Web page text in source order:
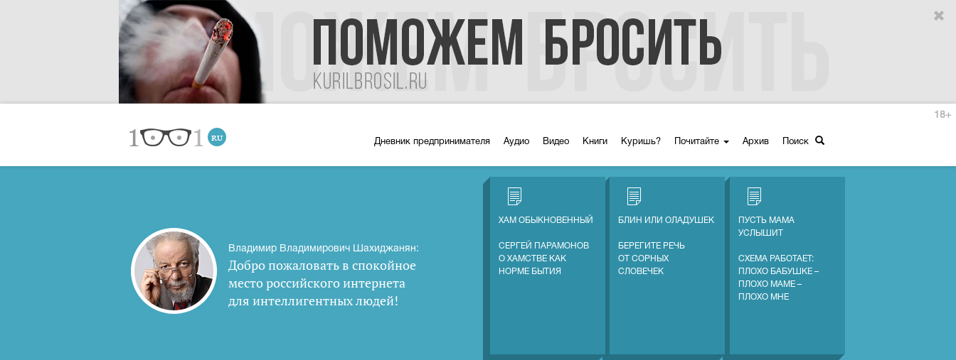
Дневник предпринимателя Аудио Видео Книги Куришь? Почитайте Архив Поиск
18+
Владимир Владимирович Шахиджанян:
Добро пожаловать в спокойное
место российского интернета
для интеллигентных людей!
ХАМ ОБЫКНОВЕННЫЙ
СЕРГЕЙ ПАРАМОНОВ
О ХАМСТВЕ КАК
НОРМЕ БЫТИЯ
БЛИН ИЛИ ОЛАДУШЕК
БЕРЕГИТЕ РЕЧЬ
ОТ СОРНЫХ
СЛОВЕЧЕК
ПУСТЬ МАМА
УСЛЫШИТ
СХЕМА РАБОТАЕТ:
ПЛОХО БАБУШКЕ –
ПЛОХО МАМЕ –
ПЛОХО МНЕ